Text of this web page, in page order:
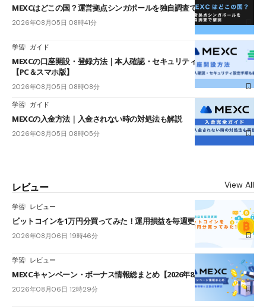
MEXCはどこの国？運営拠点シンガポールを独自調査で確認
2026年08月05日 08時41分
学習 ガイド
MEXCの口座開設・登録方法｜本人確認・セキュリティ設定手順も紹介
【PC＆スマホ版】
2026年08月05日 08時08分
学習 ガイド
MEXCの入金方法｜入金されない時の対処法も解説
2026年08月05日 08時05分
レビュー View All
学習 レビュー
ビットコインを1万円分買ってみた！運用損益を毎週更新
2026年08月06日 19時46分
学習 レビュー
MEXCキャンペーン・ボーナス情報総まとめ【2026年8月最新】
2026年08月06日 12時29分